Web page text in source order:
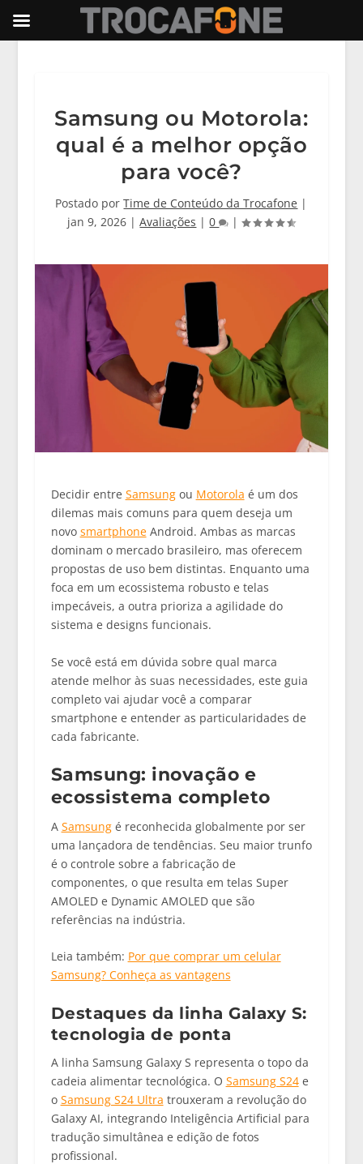
Samsung ou Motorola:
qual é a melhor opção
para você?
Postado porTime de Conteúdo da Trocafone |
jan 9, 2026 |Avaliações |0 |
Decidir entre Samsungou Motorola é um dos
dilemas mais comuns para quem deseja um
novo smartphoneAndroid. Ambas as marcas
dominam o mercado brasileiro, mas oferecem
propostas de uso bem distintas. Enquanto uma
foca em um ecossistema robusto e telas
impecáveis, a outra prioriza a agilidade do
sistema e designs funcionais.
Se você está em dúvida sobre qual marca
atende melhor às suas necessidades, este guia
completo vai ajudar você a comparar
smartphone e entender as particularidades de
cada fabricante.
Samsung: inovação e
ecossistema completo
A Samsungé reconhecida globalmente por ser
uma lançadora de tendências. Seu maior trunfo
é o controle sobre a fabricação de
componentes, o que resulta em telas Super
AMOLED e Dynamic AMOLED que são
referências na indústria.
Leia também: Por que comprar um celular
Samsung? Conheça as vantagens
Destaques da linha Galaxy S:
tecnologia de ponta
A linha Samsung Galaxy S representa o topo da
cadeia alimentar tecnológica. O Samsung S24e
o Samsung S24 Ultra trouxeram a revolução do
Galaxy AI, integrando Inteligência Artificial para
tradução simultânea e edição de fotos
profissional.